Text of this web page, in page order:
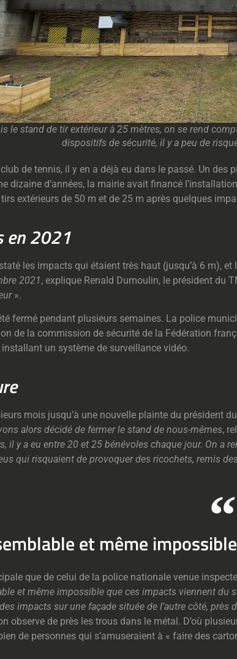
le stand de tir extérieur à 25 mètres, on se rend
dispositifs de sécurité, il y a peu de
de tennis, il y en a déjà eu dans le passé. Un
dizaine d’années, la mairie avait financé
extérieurs de 50 m et de 25 m après quelques
en 2021
les impacts qui étaient très haut (jusqu’à 6 m),
2021, explique Renald Dumoulin, le président du
».
fermé pendant plusieurs semaines. La police
de la commission de sécurité de la Fédération
un système de surveillance vidéo.
mois jusqu’à une nouvelle plainte du président
alors décidé de fermer le stand de nous-mêmes,
il y a eu entre 20 et 25 bénévoles chaque jour. On
qui risquaient de provoquer des ricochets, remis
et même
que de celui de la police nationale venue
et même impossible que ces impacts viennent du
impacts sur une façade située de l’autre côté, près
observe de près les trous dans le métal. D’où
de personnes qui s’amuseraient à « faire des